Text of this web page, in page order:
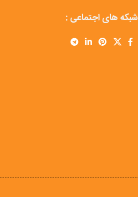
شبکه های اجتماعی :